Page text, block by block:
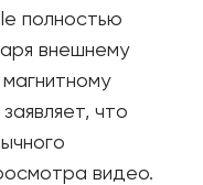
полностью
внешнему
магнитному
что
видео.